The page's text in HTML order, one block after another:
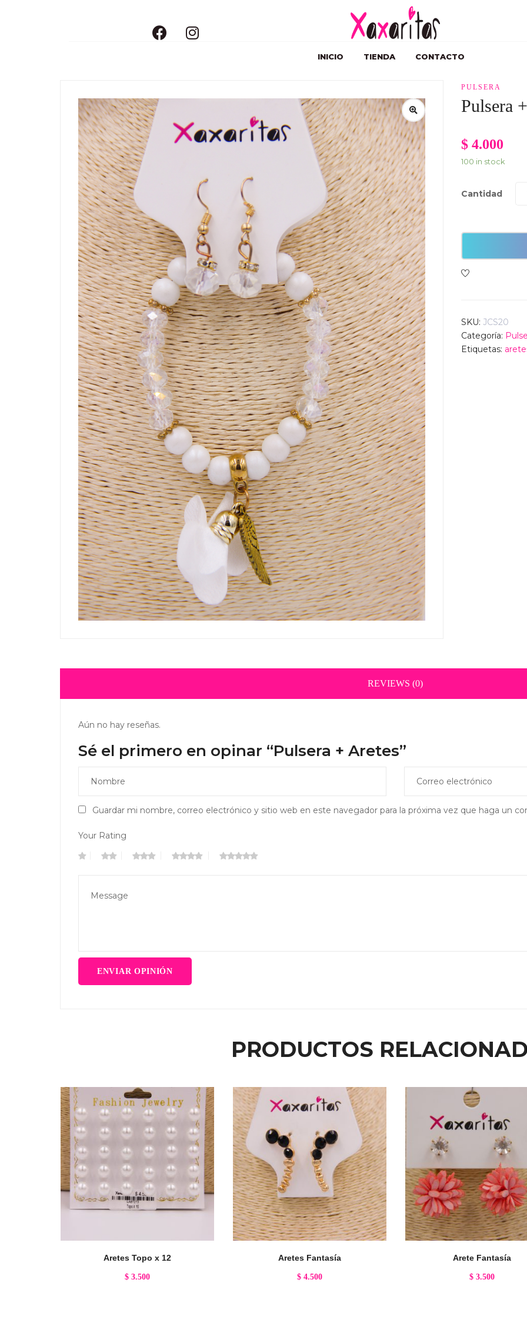
INICIO TIENDA CONTACTO
PULSERA
Pulsera
$ 4.000
100 in stock
Cantidad
SKU:JCS20
Categoría:
Etiquetas:
REVIEWS (0)
Aún no hay reseñas.
Sé el primero en opinar “Pulsera + Aretes”
Guardar mi nombre, correo electrónico y sitio web en este navegador para la próxima vez que haga un
Your Rating
PRODUCTOS
Aretes Topo x 12
$ 3.500
Aretes Fantasía
$ 4.500
Arete Fantasía
$ 3.500